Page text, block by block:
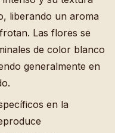
liberando un aroma
Las flores se
de color blanco
generalmente en
en la